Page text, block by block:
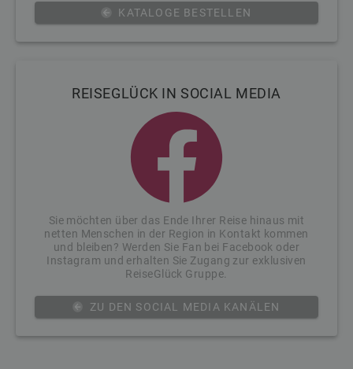
KATALOGE BESTELLEN
REISEGLÜCK IN SOCIAL MEDIA
Sie möchten über das Ende Ihrer Reise hinaus mit
netten Menschen in der Region in Kontakt kommen
und bleiben? Werden Sie Fan bei Facebook oder
Instagram und erhalten Sie Zugang zur exklusiven
ReiseGlück Gruppe.
ZU DEN SOCIAL MEDIA KANÄLEN